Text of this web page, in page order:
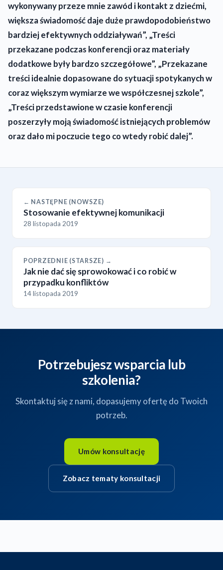
wykonywany przeze mnie zawód i kontakt z dziećmi,
większa świadomość daje duże prawdopodobieństwo
bardziej efektywnych oddziaływań”, „Treści
przekazane podczas konferencji oraz materiały
dodatkowe były bardzo szczegółowe”, „Przekazane
treści idealnie dopasowane do sytuacji spotykanych w
coraz większym wymiarze we współczesnej szkole”,
„Treści przedstawione w czasie konferencji
poszerzyły moją świadomość istniejących problemów
oraz dało mi poczucie tego co wtedy robić dalej”.
← NASTĘPNE (NOWSZE)
Stosowanie efektywnej komunikacji
28 listopada 2019
POPRZEDNIE (STARSZE) →
Jak nie dać się sprowokować i co robić w
przypadku konfliktów
14 listopada 2019
Potrzebujesz wsparcia lub
szkolenia?
Skontaktuj się z nami, dopasujemy ofertę do Twoich
potrzeb.
Umów konsultację
Zobacz tematy konsultacji